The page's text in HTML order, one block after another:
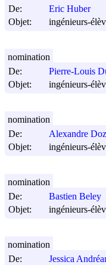
De:
Eric Huber
Objet:
ingénieurs-
De:
Pierre-Louis
Objet:
ingénieurs-
nomination
De:
Alexandre
Objet:
ingénieurs-
nomination
De:
Bastien Beley
Objet:
ingénieurs-
nomination
De:
Jessica
nomination